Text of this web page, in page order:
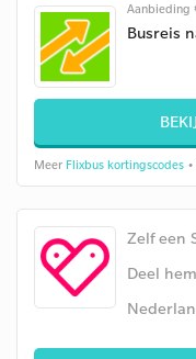
Aanbieding
Busreis
Meer Flixbus kortingscodes
Zelf een
Deel